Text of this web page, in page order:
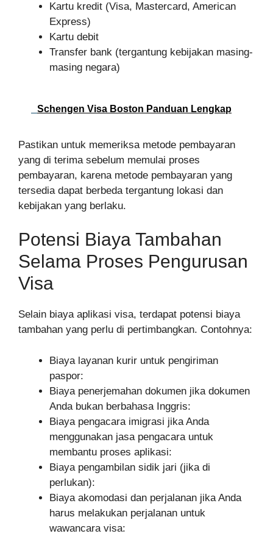
Kartu kredit (Visa, Mastercard, American
Express)
Kartu debit
Transfer bank (tergantung kebijakan masing-
masing negara)
Schengen Visa Boston Panduan Lengkap
Pastikan untuk memeriksa metode pembayaran
yang di terima sebelum memulai proses
pembayaran, karena metode pembayaran yang
tersedia dapat berbeda tergantung lokasi dan
kebijakan yang berlaku.
Potensi Biaya Tambahan
Selama Proses Pengurusan
Visa
Selain biaya aplikasi visa, terdapat potensi biaya
tambahan yang perlu di pertimbangkan. Contohnya:
Biaya layanan kurir untuk pengiriman
paspor:
Biaya penerjemahan dokumen jika dokumen
Anda bukan berbahasa Inggris:
Biaya pengacara imigrasi jika Anda
menggunakan jasa pengacara untuk
membantu proses aplikasi:
Biaya pengambilan sidik jari (jika di
perlukan):
Biaya akomodasi dan perjalanan jika Anda
harus melakukan perjalanan untuk
wawancara visa: